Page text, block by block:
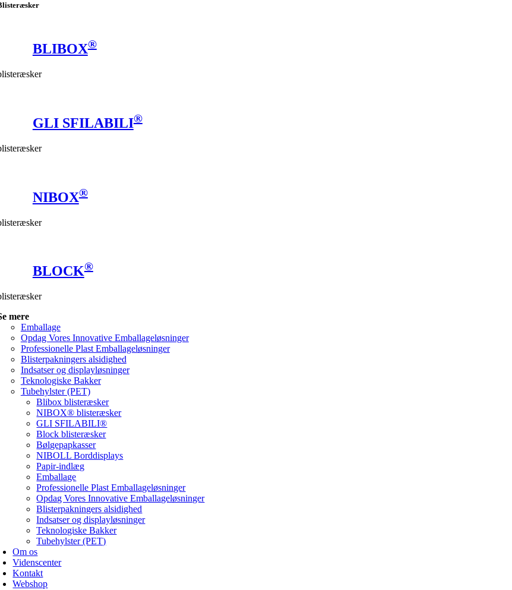
BLIBOX®
GLI SFILABILI®
NIBOX®
BLOCK®
mere
Emballage
Opdag Vores Innovative Emballageløsninger
Professionelle Plast Emballageløsninger
Blisterpakningers alsidighed
Indsatser og displayløsninger
Teknologiske Bakker
Tubehylster (PET)
Blibox blisteræsker
NIBOX® blisteræsker
GLI SFILABILI®
Block blisteræsker
Bølgepapkasser
NIBOLL Borddisplays
Papir-indlæg
Emballage
Professionelle Plast Emballageløsninger
Opdag Vores Innovative Emballageløsninger
Blisterpakningers alsidighed
Indsatser og displayløsninger
Teknologiske Bakker
Tubehylster (PET)
Om os
Videnscenter
Kontakt
Webshop